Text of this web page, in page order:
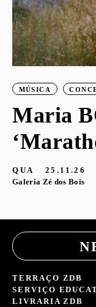
MÚSICA
Maria
QUA 25.11.26
Galeria Zé dos Bois
TERRAÇO ZDB
SERVIÇO
LIVRARIA ZDB